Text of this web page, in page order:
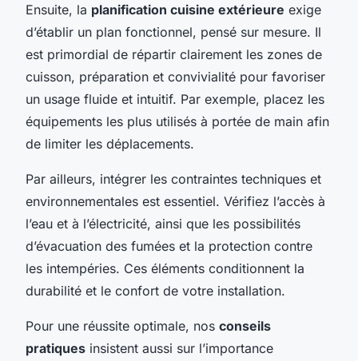
Ensuite, la planification cuisine extérieure exige
d’établir un plan fonctionnel, pensé sur mesure. Il
est primordial de répartir clairement les zones de
cuisson, préparation et convivialité pour favoriser
un usage fluide et intuitif. Par exemple, placez les
équipements les plus utilisés à portée de main afin
de limiter les déplacements.
Par ailleurs, intégrer les contraintes techniques et
environnementales est essentiel. Vérifiez l’accès à
l’eau et à l’électricité, ainsi que les possibilités
d’évacuation des fumées et la protection contre
les intempéries. Ces éléments conditionnent la
durabilité et le confort de votre installation.
Pour une réussite optimale, nos conseils
pratiques insistent aussi sur l’importance